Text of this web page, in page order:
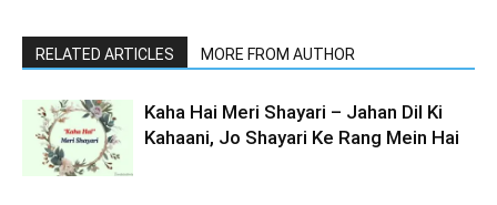
RELATED ARTICLES MORE FROM AUTHOR
Kaha Hai Meri Shayari – Jahan Dil Ki
Kahaani, Jo Shayari Ke Rang Mein Hai